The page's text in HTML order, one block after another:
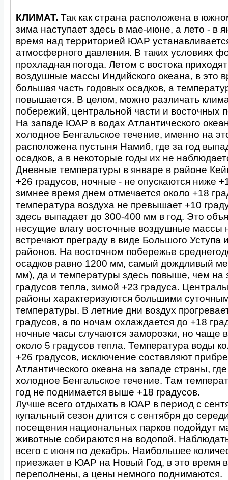
КЛИМАТ. Так как страна расположена в
зима наступает здесь в мае-июне, а лето - в
время над территорией ЮАР
атмосферного давления. В таких условиях
прохладная погода. Летом с востока
воздушные массы Индийского океана, в это
большая часть годовых осадков, а
повышается. В целом, можно различать
побережий, центральной части и восточных
На западе ЮАР в водах Атлантического
холодное Бенгальское течение, именно на
расположена пустыня Намиб, где за год
осадков, а в некоторые годы их не
Дневные температуры в январе в районе
+26 градусов, ночные - не опускаются ниже
зимнее время днем отмечается около +18
температура воздуха не превышает +10
здесь выпадает до 300-400 мм в год. Это
несущие влагу восточные воздушные массы
встречают преграду в виде Большого Уступа
районов. На восточном побережье
осадков равно 1200 мм, самый дождливый
мм), да и температуры здесь повыше, чем на
градусов тепла, зимой +23 градуса.
районы характеризуются большими
температуры. В летние дни воздух
градусов, а по ночам охлаждается до +18
ночные часы случаются заморозки, но чаще
около 5 градусов тепла. Температура воды
+26 градусов, исключение составляют
Атлантического океана на западе страны,
холодное Бенгальское течение. Там
год не поднимается выше +18 градусов.
Лучше всего отдыхать в ЮАР в период с
купальный сезон длится с сентября до
посещения национальных парков подойдут
животные собираются на водопой.
всего с июня по декабрь. Наибольшее
приезжает в ЮАР на Новый Год, в это время
переполнены, а цены немного поднимаются.